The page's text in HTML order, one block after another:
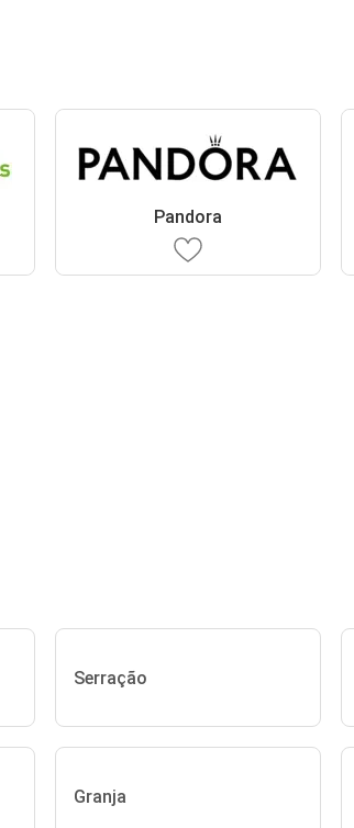
Pandora
Serração
Granja